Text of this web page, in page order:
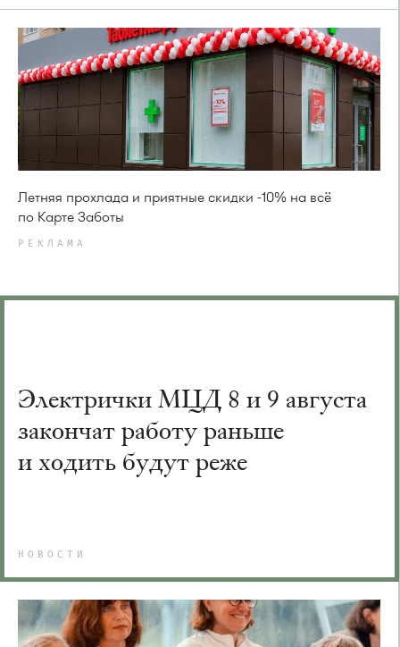
Летняя прохлада и приятные скидки -10% на всё
по Карте Заботы
РЕКЛАМА
Электрички МЦД 8 и 9 августа
закончат работу раньше
и ходить будут реже
НОВОСТИ